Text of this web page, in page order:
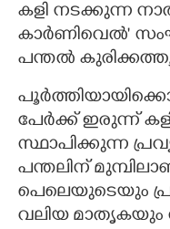
കളി നടക്കുന്ന
കാർണിവെൽ'
പന്തൽ
പേർക്ക് ഇരുന്ന്
സ്ഥാപിക്കുന്ന
പന്തലിന്
പെലെയുടെയും
വലിയ മാതൃകയും